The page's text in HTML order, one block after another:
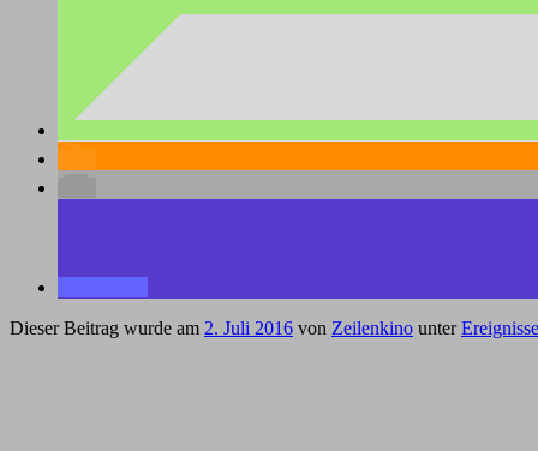
Dieser Beitrag wurde am 2. Juli 2016 von Zeilenkino unterEreignisse